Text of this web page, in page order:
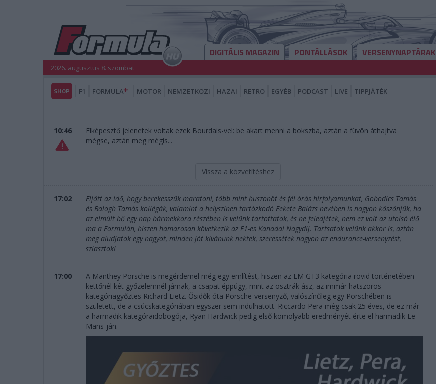
DIGITÁLIS MAGAZIN PONTÁLLÁSOK VERSENYNAPTÁRAK
2026. augusztus 8. szombat
SHOP F1 FORMULA MOTOR NEMZETKÖZI HAZAI RETRO EGYÉB PODCAST LIVE TIPPJÁTÉK
10:46
Elképesztő jelenetek voltak ezek Bourdais-vel: be akart menni a bokszba, aztán a füvön áthajtva
mégse, aztán meg mégis...
Vissza a közvetítéshez
17:02
Eljött az idő, hogy berekesszük maratoni, több mint huszonöt és fél órás hírfolyamunkat, Gobodics Tamás
és Balogh Tamás kollégák, valamint a helyszínen tartózkodó Fekete Balázs nevében is nagyon köszönjük, ha
az elmúlt bő egy nap bármekkora részében is velünk tartottatok, és ne feledjétek, nem ez volt az utolsó élő
ma a Formulán, hiszen hamarosan következik az F1-es Kanadai Nagydíj. Tartsatok velünk akkor is, aztán
meg aludjatok egy nagyot, minden jót kívánunk nektek, szeressétek nagyon az endurance-versenyzést,
sziasztok!
17:00
A Manthey Porsche is megérdemel még egy említést, hiszen az LM GT3 kategória rövid történetében
kettőnél két győzelemnél járnak, a csapat éppúgy, mint az osztrák ász, az immár hatszoros
kategóriagyőztes Richard Lietz. Ősidők óta Porsche-versenyző, valószínűleg egy Porschében is
született, de a csúcskategóriában egyszer sem indulhatott. Riccardo Pera még csak 25 éves, de ez már
a harmadik kategóraidobogója, Ryan Hardwick pedig első komolyabb eredményét érte el harmadik Le
Mans-ján.